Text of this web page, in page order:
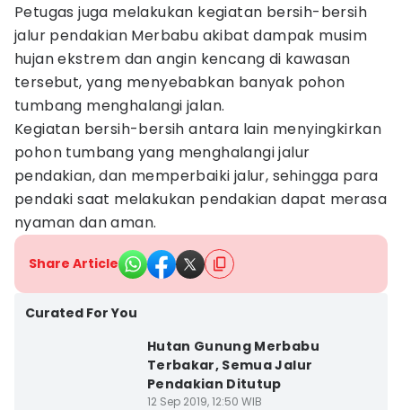
Petugas juga melakukan kegiatan bersih-bersih
jalur pendakian Merbabu akibat dampak musim
hujan ekstrem dan angin kencang di kawasan
tersebut, yang menyebabkan banyak pohon
tumbang menghalangi jalan.
Kegiatan bersih-bersih antara lain menyingkirkan
pohon tumbang yang menghalangi jalur
pendakian, dan memperbaiki jalur, sehingga para
pendaki saat melakukan pendakian dapat merasa
nyaman dan aman.
Share Article
Curated For You
Hutan Gunung Merbabu
Terbakar, Semua Jalur
Pendakian Ditutup
12 Sep 2019, 12:50 WIB